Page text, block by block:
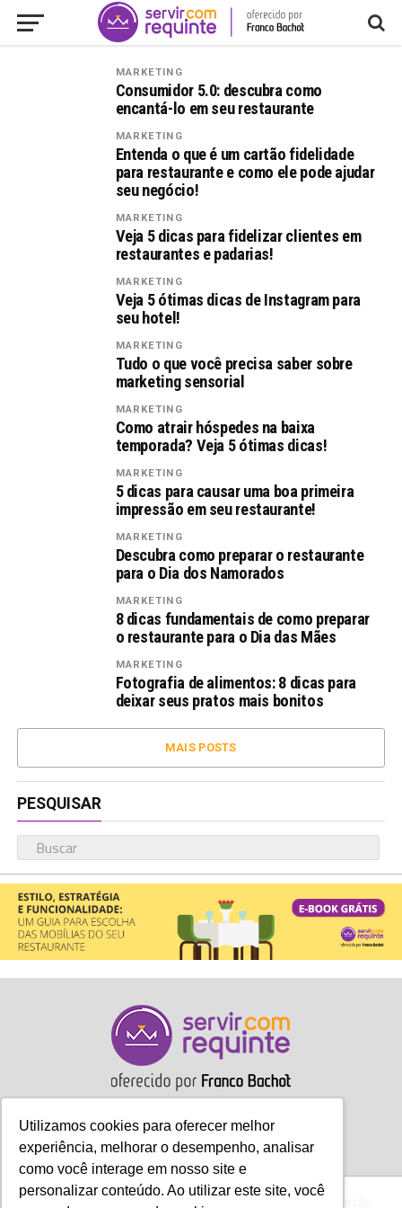
Utilizamos cookies para oferecer melhor
experiência, melhorar o desempenho, analisar
como você interage em nosso site e
personalizar conteúdo. Ao utilizar este site, você
MARKETING
Consumidor 5.0: descubra como
encantá-lo em seu restaurante
MARKETING
Entenda o que é um cartão fidelidade
para restaurante e como ele pode ajudar
seu negócio!
MARKETING
Veja 5 dicas para fidelizar clientes em
restaurantes e padarias!
MARKETING
Veja 5 ótimas dicas de Instagram para
seu hotel!
MARKETING
Tudo o que você precisa saber sobre
marketing sensorial
MARKETING
Como atrair hóspedes na baixa
temporada? Veja 5 ótimas dicas!
MARKETING
5 dicas para causar uma boa primeira
impressão em seu restaurante!
MARKETING
Descubra como preparar o restaurante
para o Dia dos Namorados
MARKETING
8 dicas fundamentais de como preparar
o restaurante para o Dia das Mães
MARKETING
Fotografia de alimentos: 8 dicas para
deixar seus pratos mais bonitos
MAIS POSTS
PESQUISAR
Gastronomia Móveis Decoração Hotelaria